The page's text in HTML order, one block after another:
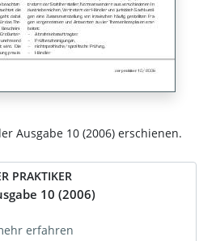
Ausgabe 10 (2006) erschienen.
PRAKTIKER
10 (2006)
erfahren